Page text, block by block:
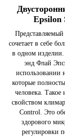
сочетает в себе
в одном изделии.
энд Флай
использовании
которые
человека. Такое
свойством
Control. Это
здорового
регулировки